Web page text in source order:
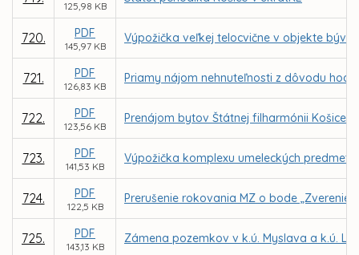
125,98 KB
720. PDF
145,97 KB
Výpožička veľkej telocvične v objekte
721. PDF
126,83 KB
Priamy nájom nehnuteľnosti z dôvodu
722. PDF
123,56 KB
Prenájom bytov Štátnej filharmónii Košice
723. PDF
141,53 KB
Výpožička komplexu umeleckých
724. PDF
122,5 KB
Prerušenie rokovania MZ o bode
725. PDF
143,13 KB
Zámena pozemkov v k.ú. Myslava a k.ú.